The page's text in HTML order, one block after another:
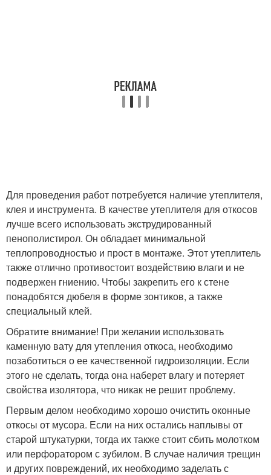
Для проведения работ потребуется наличие утеплителя,
клея и инструмента. В качестве утеплителя для откосов
лучше всего использовать экструдированный
пенополистирол. Он обладает минимальной
теплопроводностью и прост в монтаже. Этот утеплитель
также отлично противостоит воздействию влаги и не
подвержен гниению. Чтобы закрепить его к стене
понадобятся дюбеля в форме зонтиков, а также
специальный клей.
Обратите внимание! При желании использовать
каменную вату для утепления откоса, необходимо
позаботиться о ее качественной гидроизоляции. Если
этого не сделать, тогда она наберет влагу и потеряет
свойства изолятора, что никак не решит проблему.
Первым делом необходимо хорошо очистить оконные
откосы от мусора. Если на них остались наплывы от
старой штукатурки, тогда их также стоит сбить молотком
или перфоратором с зубилом. В случае наличия трещин
и других повреждений, их необходимо заделать с